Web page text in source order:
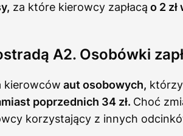
za które kierowcy zapłacą o 2 zł
A2. Osobówki
kierowców aut osobowych,
poprzednich 34 zł. Choć
korzystający z innych